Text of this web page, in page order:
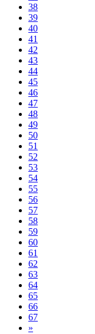
38
39
40
41
42
43
44
45
46
47
48
49
50
51
52
53
54
55
56
57
58
59
60
61
62
63
64
65
66
67
»